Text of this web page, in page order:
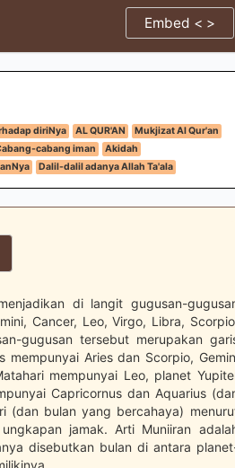
Embed < >
diriNya AL QUR'AN
Mukjizat Al Qur'an
cabang iman
Akidah
Dalil-dalil adanya Allah Ta'ala
di langit gugusan-
Cancer, Leo, Virgo, Libra,
gugusan tersebut merupakan
Aries dan Scorpio,
mempunyai Leo, planet
Capricornus dan Aquarius
(dan bulan yang bercahaya)
jamak. Arti Muniiran
disebutkan bulan di antara